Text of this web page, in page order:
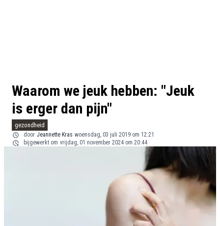
Waarom we jeuk hebben: "Jeuk
is erger dan pijn"
gezondheid
door Jeannette Kras woensdag, 03 juli 2019 om 12:21
bijgewerkt om vrijdag, 01 november 2024 om 20:44